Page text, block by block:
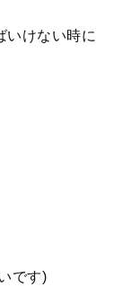
いけない時に
です)